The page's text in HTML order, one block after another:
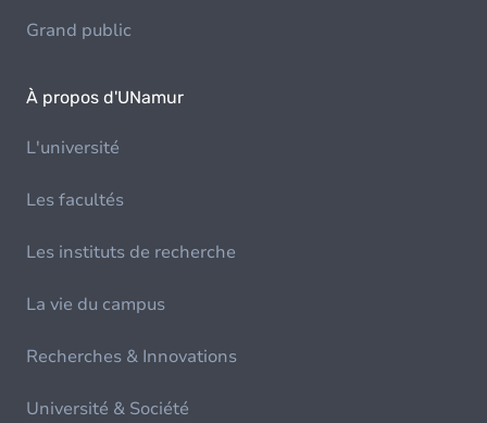
Grand public
À propos d'UNamur
L'université
Les facultés
Les instituts de recherche
La vie du campus
Recherches & Innovations
Université & Société